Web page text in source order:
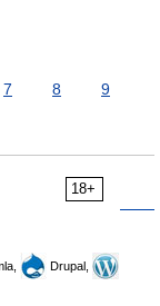
7 8
9
18+
Drupal,